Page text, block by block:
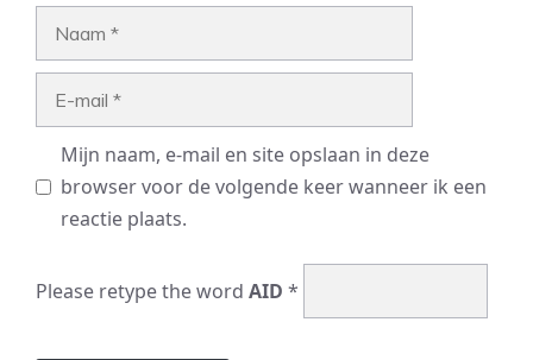
Mijn naam, e-mail en site opslaan in deze
browser voor de volgende keer wanneer ik een
reactie plaats.
Please retype the word AID *